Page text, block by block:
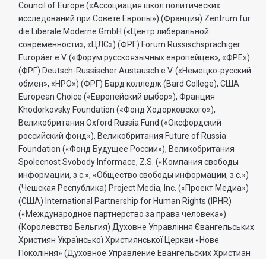
Council of Europe («Ассоциация школ политических
исследований при Совете Европы») (Франция) Zentrum für
die Liberale Moderne GmbH («Центр либеральной
современности», «ЦЛС») (ФРГ) Forum Russischsprachiger
Europäer e.V. («Форум русскоязычных европейцев», «ФРЕ»)
(ФРГ) Deutsch-Russischer Austausch e.V. («Немецко-русский
обмен», «НРО») (ФРГ) Бард колледж (Bard College), США
European Choice («Европейский выбор»), Франция
Khodorkovsky Foundation («Фонд Ходорковского»),
Великобритания Oxford Russia Fund («Оксфордский
российский фонд»), Великобритания Future of Russia
Foundation («Фонд Будущее России»), Великобритания
Spolecnost Svobody Informace, Z.S. («Компания свободы
информации, з.с.», «Общество свободы информации, з.с.»)
(Чешская Республика) Project Media, Inc. («Проект Медиа»)
(США) International Partnership for Human Rights (IPHR)
(«Международное партнерство за права человека»)
(Королевство Бельгия) Духовне Управлiння Євангельських
Християн Української Християнської Церкви «Нове
Поколiння» (Духовное Управление Евангельских Христиан